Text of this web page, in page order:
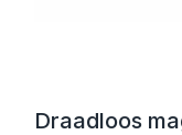
Draadloos